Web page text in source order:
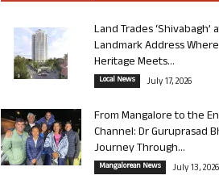
Land Trades ‘Shivabagh’
Landmark Address Where
Heritage Meets...
Local News July 17, 2026
From Mangalore to the
Channel: Dr Guruprasad
Journey Through...
Mangalorean News July 13, 2026